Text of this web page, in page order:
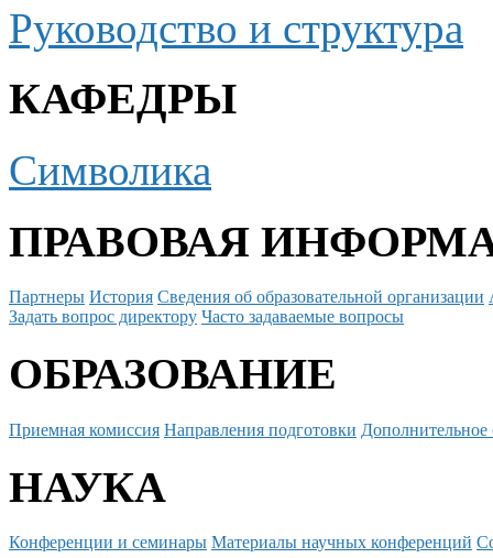
Руководство и структура
КАФЕДРЫ
Символика
ПРАВОВАЯ
Партнеры История Сведения об образовательной организации
Задать вопрос директору Часто задаваемые вопросы
ОБРАЗОВАНИЕ
Приемная комиссия Направления подготовки Дополнительное
НАУКА
Конференции и семинары Материалы научных конференций